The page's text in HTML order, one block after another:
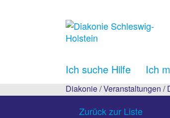
Ich suche Hilfe Ich
Diakonie/Veranstaltungen /
Zurück zur Liste